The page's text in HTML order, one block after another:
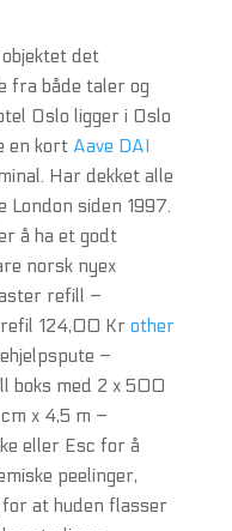
det
fra både taler og
Oslo ligger i Oslo
en kort Aave DAI
Har dekket alle
London siden 1997.
å ha et godt
norsk nyex
refill –
124,00 Kr other
–
boks med 2 x 500
x 4,5 m –
eller Esc for å
peelinger,
for at huden flasser